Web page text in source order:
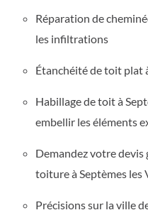
Réparation de
les infiltrations
Étanchéité de toit plat
Habillage de toit à
embellir les éléments
Demandez votre
toiture à Septèmes les
Précisions sur la ville